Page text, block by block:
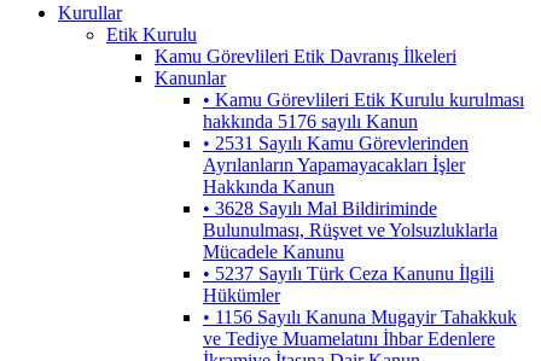
Kurullar
Etik Kurulu
Kamu Görevlileri Etik Davranış İlkeleri
Kanunlar
• Kamu Görevlileri Etik Kurulu kurulması
hakkında 5176 sayılı Kanun
• 2531 Sayılı Kamu Görevlerinden
Ayrılanların Yapamayacakları İşler
Hakkında Kanun
• 3628 Sayılı Mal Bildiriminde
Bulunulması, Rüşvet ve Yolsuzluklarla
Mücadele Kanunu
• 5237 Sayılı Türk Ceza Kanunu İlgili
Hükümler
• 1156 Sayılı Kanuna Mugayir Tahakkuk
ve Tediye Muamelatını İhbar Edenlere